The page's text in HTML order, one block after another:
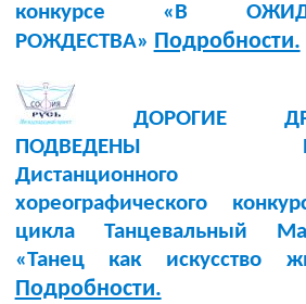
конкурсе «В
РОЖДЕСТВА» Подробности.
ДОРОГИЕ
ПОДВЕДЕНЫ
Дистанционного
хореографического
цикла Танцевальный
«Танец как искусство
Подробности.